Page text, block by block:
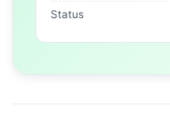
Status